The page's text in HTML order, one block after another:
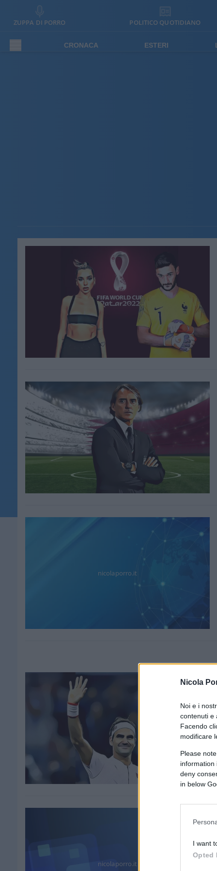
Nicola
Noi e i
contenuti e
Facendo
modificare
Please
information
deny
in below
I want
Opted
ZUPPA DI PORRO POLITICO QUOTIDIANO
CRONACA ESTERI
nicolaporro.it
nicolaporro.it